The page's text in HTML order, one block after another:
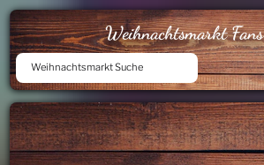
Weihnachtsmarkt Fans
Weihnachtsmarkt Suche